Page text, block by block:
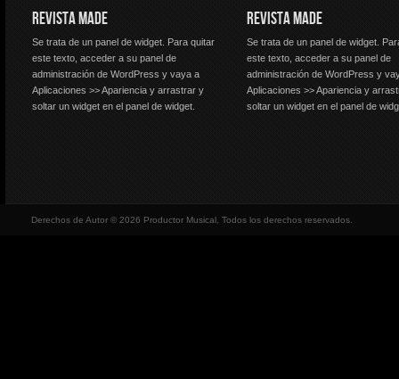
REVISTA MADE
Se trata de un panel de widget. Para quitar
este texto, acceder a su panel de
administración de WordPress y vaya a
Aplicaciones >> Apariencia y arrastrar y
soltar un widget en el panel de widget.
REVISTA MADE
Se trata de un panel de widget.
este texto, acceder a su panel de
administración de WordPress y
Aplicaciones >> Apariencia y
soltar un widget en el panel de
Derechos de Autor © 2026 Productor Musical, Todos los derechos reservados.